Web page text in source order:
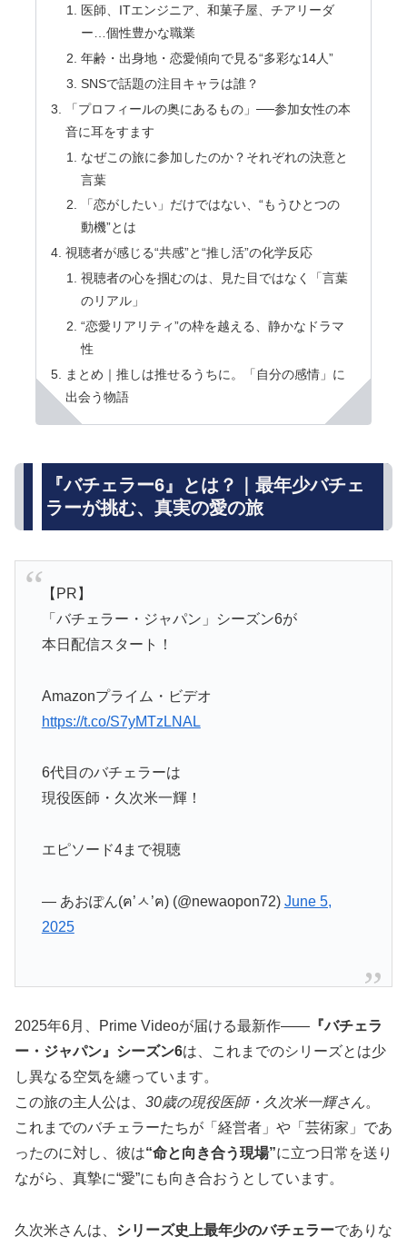
医師、ITエンジニア、和菓子屋、チアリーダ
ー…個性豊かな職業
年齢・出身地・恋愛傾向で見る“多彩な14人”
SNSで話題の注目キャラは誰？
「プロフィールの奥にあるもの」──参加女性の本
音に耳をすます
なぜこの旅に参加したのか？それぞれの決意と
言葉
「恋がしたい」だけではない、“もうひとつの
動機”とは
視聴者が感じる“共感”と“推し活”の化学反応
視聴者の心を掴むのは、見た目ではなく「言葉
のリアル」
“恋愛リアリティ”の枠を越える、静かなドラマ
性
まとめ｜推しは推せるうちに。「自分の感情」に
出会う物語
『バチェラー6』とは？｜最年少バチェ
ラーが挑む、真実の愛の旅
【PR】
「バチェラー・ジャパン」シーズン6が
本日配信スタート！
Amazonプライム・ビデオ
https://t.co/S7yMTzLNAL
6代目のバチェラーは
現役医師・久次米一輝！
エピソード4まで視聴
— あおぽん(ฅ’ㅅ’ฅ) (@newaopon72) June 5,
2025
2025年6月、Prime Videoが届ける最新作―― 『バチェラ
ー・ジャパン』シーズン6は、これまでのシリーズとは少
し異なる空気を纏っています。
この旅の主人公は、 30歳の現役医師・久次米一輝さん。
これまでのバチェラーたちが「経営者」や「芸術家」であ
ったのに対し、彼は“命と向き合う現場”に立つ日常を送り
ながら、真摯に“愛”にも向き合おうとしています。
久次米さんは、 シリーズ史上最年少のバチェラーでありな